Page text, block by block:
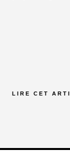
LIRE CET